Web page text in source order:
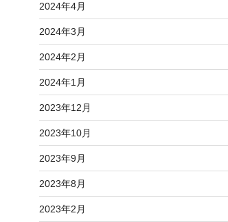
2024年4月
2024年3月
2024年2月
2024年1月
2023年12月
2023年10月
2023年9月
2023年8月
2023年2月